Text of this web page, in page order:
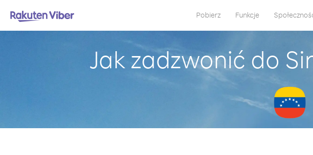
Pobierz Funkcje
Jak zadzwonić do